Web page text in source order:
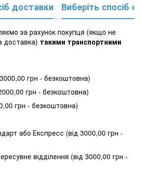
доставки Виберіть спосіб
за рахунок покупця (якщо не
доставка) такими транспортними
грн - безкоштовна)
грн - безкоштовна)
грн - безкоштовна)
або Експресс (від 3000,00 грн -
відділення (від 3000,00 грн -